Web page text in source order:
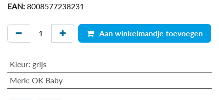
EAN: 8008577238231
Aan winkelmandje toevoegen
Kleur: grijs
Merk: OK Baby